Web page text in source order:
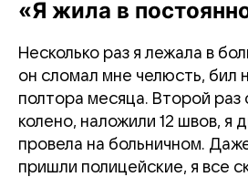
«Я жила в
Несколько раз я лежала в
он сломал мне челюсть, бил
полтора месяца. Второй раз
колено, наложили 12 швов, я
провела на больничном.
пришли полицейские, я все